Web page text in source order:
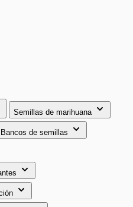
Semillas de marihuana
Bancos de semillas